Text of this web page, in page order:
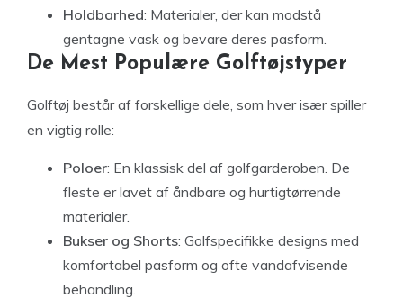
Holdbarhed: Materialer, der kan modstå
gentagne vask og bevare deres pasform.
De Mest Populære Golftøjstyper
Golftøj består af forskellige dele, som hver især spiller
en vigtig rolle:
Poloer: En klassisk del af golfgarderoben. De
fleste er lavet af åndbare og hurtigtørrende
materialer.
Bukser og Shorts: Golfspecifikke designs med
komfortabel pasform og ofte vandafvisende
behandling.